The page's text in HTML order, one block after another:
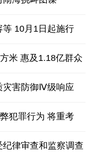
等 10月1日起施行
米 惠及1.18亿群众
灾害防御Ⅳ级响应
犯罪行为 将重考
律审查和监察调查